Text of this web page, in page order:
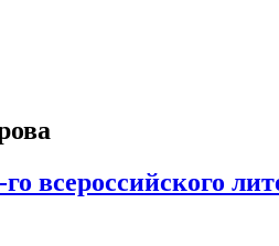
всероссийского